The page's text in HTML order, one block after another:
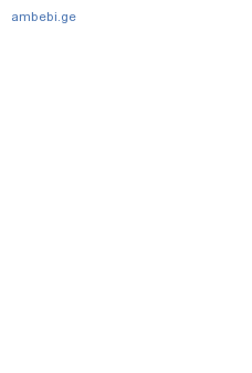
ვიდეომასალის გავრცელების
ambebi.ge